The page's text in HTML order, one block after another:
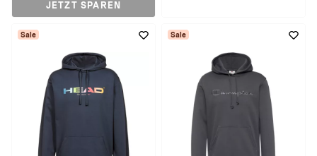
JETZT SPAREN
Sale Sale